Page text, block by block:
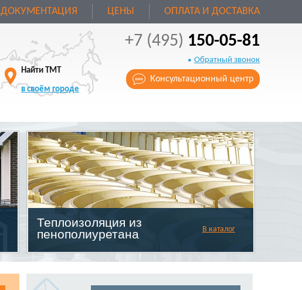
ДОКУМЕНТАЦИЯ ЦЕНЫ ОПЛАТА И ДОСТАВКА
Найти ТМТ
в своём городе
+7 (495) 150-05-81
Обратный звонок
Консультационный центр
Теплоизоляция из
пенополиуретана
В каталог